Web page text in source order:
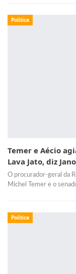
Política
Temer e Aécio
Lava Jato, diz
O procurador-geral da
Michel Temer e o
Política